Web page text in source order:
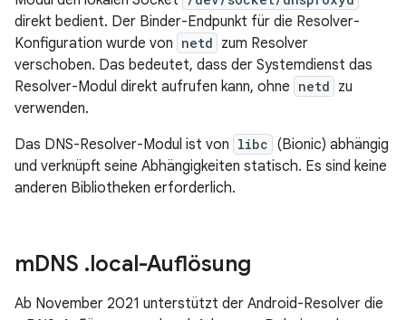
direkt bedient. Der Binder-Endpunkt für die Resolver-
Konfiguration wurde von netd zum Resolver
verschoben. Das bedeutet, dass der Systemdienst das
Resolver-Modul direkt aufrufen kann, ohne netd zu
verwenden.
Das DNS-Resolver-Modul ist von libc (Bionic) abhängig
und verknüpft seine Abhängigkeiten statisch. Es sind keine
anderen Bibliotheken erforderlich.
mDNS .local-Auflösung
Ab November 2021 unterstützt der Android-Resolver die